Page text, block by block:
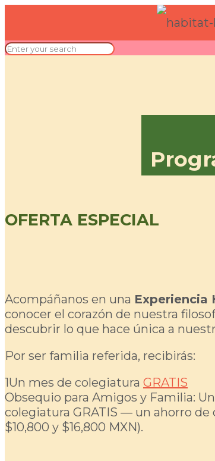
OFERTA ESPECIAL
Acompáñanos en una Experiencia
conocer el corazón de nuestra
descubrir lo que hace única a
Por ser familia referida, recibirás:
1Un mes de colegiatura GRATIS
Obsequio para Amigos y Familia:
colegiatura GRATIS — un ahorro de
$10,800 y $16,800 MXN).